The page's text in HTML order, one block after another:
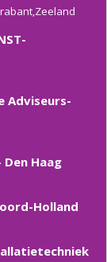
Adviseurs-
Haag
Holland